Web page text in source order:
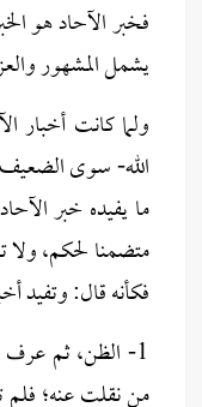
فخبر الآحاد هو
يشمل المشهور
ولما كانت أخبار
الله- سوى
ما يفيده خبر
متضمنا لحكم، ولا
فكأنه قال: وتفيد
1- الظن، ثم
من نقلت عنه؛ فلم